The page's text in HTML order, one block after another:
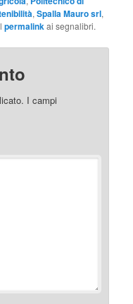
,Spalla Mauro srl,
permalinkai segnalibri.
I campi